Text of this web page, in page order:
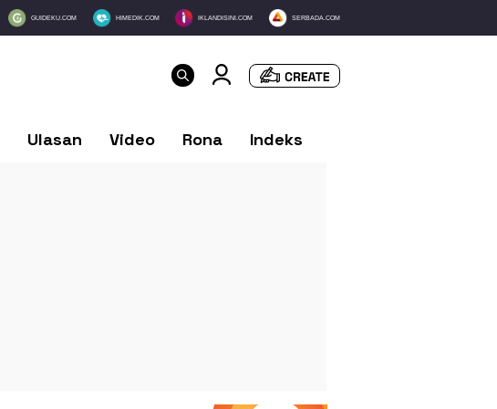
GUIDEKU.COM HIMEDIK.COM IKLANDISINI.COM SERBADA.COM
Ulasan Video Rona Indeks